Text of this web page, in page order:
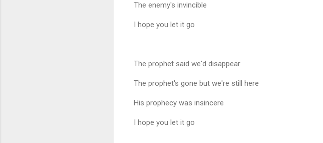
The enemy's invincible
I hope you let it go
The prophet said we'd disappear
The prophet's gone but we're still here
His prophecy was insincere
I hope you let it go